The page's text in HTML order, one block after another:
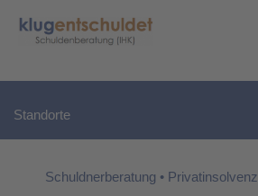
Inhalt
Standorte
Schuldnerberatung •